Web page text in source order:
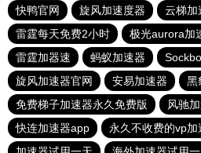
快鸭官网
旋风加速度器
云梯加
雷霆每天免费2小时
极光aurora加
雷霆加器速
蚂蚁加速器
旋风加速器官网
安易加速器 黑
免费梯子加速器永久免费版
风驰
快连加速器app
永久不收费的vp加